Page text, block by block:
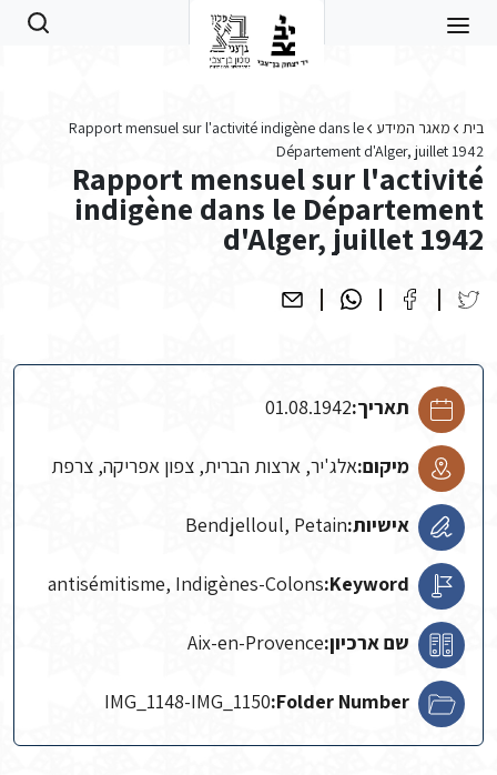
בית מאגר המידע
Rapport mensuel sur l'activité indigène dans le
Département d'Alger, juillet 1942
Rapport mensuel sur l'activité
indigène dans le Département
d'Alger, juillet 1942
תאריך:01.08.1942
מיקום:אלג'יר, ארצות הברית, צפון אפריקה, צרפת
אישיות:Bendjelloul, Petain
Keyword:
antisémitisme, Indigènes-Colons
שם ארכיון:Aix-en-Provence
Folder Number:
IMG_1148-IMG_1150